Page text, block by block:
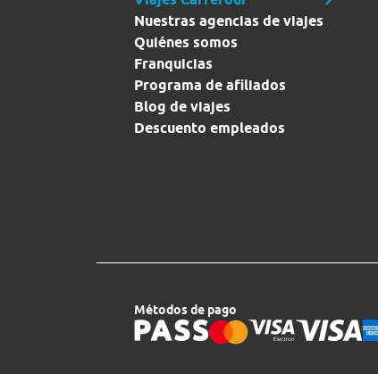
Nuestras agencias de viajes
Quiénes somos
Franquicias
Programa de afiliados
Blog de viajes
Descuento empleados
Métodos de pago